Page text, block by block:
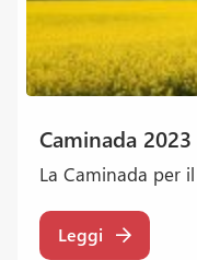
Caminada 2023
La Caminada per
Leggi